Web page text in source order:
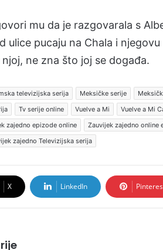
mu da je razgovarala s
ulice pucaju na Chala i
ne zna što joj se događa.
televizijska serija Meksičke serije
Tv serije online Vuelve a Mi Vuelve a Mi
zajedno epizode online Zauvijek zajedno online
zajedno Televizijska serija
X LinkedIn